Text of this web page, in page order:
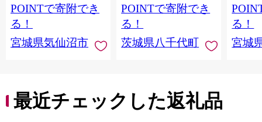
当 支援 サーモン 銀鮭
切り身 魚 わけあり
POINTで寄附でき
る！
宮城県気仙沼市
茨城 八千代町 ふるさ
と納税 冷凍 [SF951ya]
POINTで寄附でき
る！
茨城県八千代町
鮭 銀
介
る！
宮城
最近チェックした返礼品